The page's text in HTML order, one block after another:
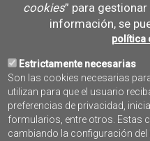
Prev Next
L M M
3
4 5
cookies” para
información, se
política
Estrictamente necesarias
Son las cookies necesarias
utilizan para que el usuario
preferencias de privacidad,
formularios, entre otros. Estas
cambiando la configuración del